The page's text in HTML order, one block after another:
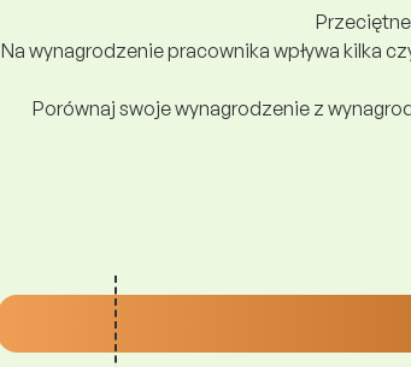
Na wynagrodzenie pracownika wpływa kilka
Porównaj swoje wynagrodzenie z